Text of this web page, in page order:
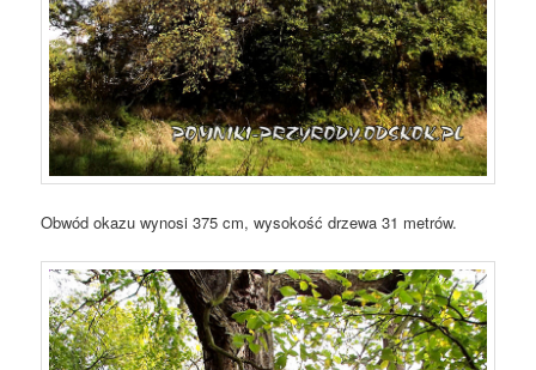
Obwód okazu wynosi 375 cm, wysokość drzewa 31 metrów.